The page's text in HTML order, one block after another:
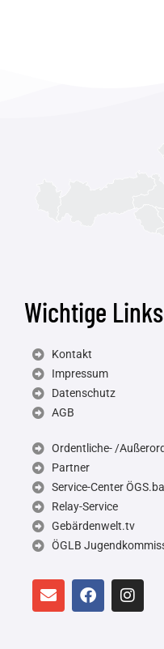
Wichtige Links
Kontakt
Impressum
Datenschutz
AGB
Ordentliche- /
Partner
Service-Center
Relay-Service
Gebärdenwelt.tv
ÖGLB